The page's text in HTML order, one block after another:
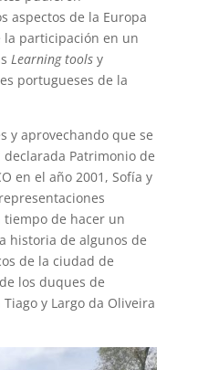
aspectos de la Europa
participación en un
Learning toolsy
portugueses de la
y aprovechando que se
Patrimonio de
en el año 2001, Sofía y
de hacer un
historia de algunos de
de la ciudad de
los duques de
y Largo da Oliveira